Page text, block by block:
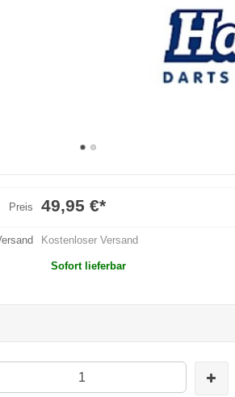
Preis 49,95 €*
Kostenloser Versand
Sofort lieferbar